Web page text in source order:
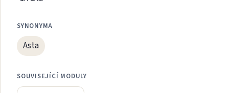
SYNONYMA
Asta
SOUVISEJÍCÍ MODULY